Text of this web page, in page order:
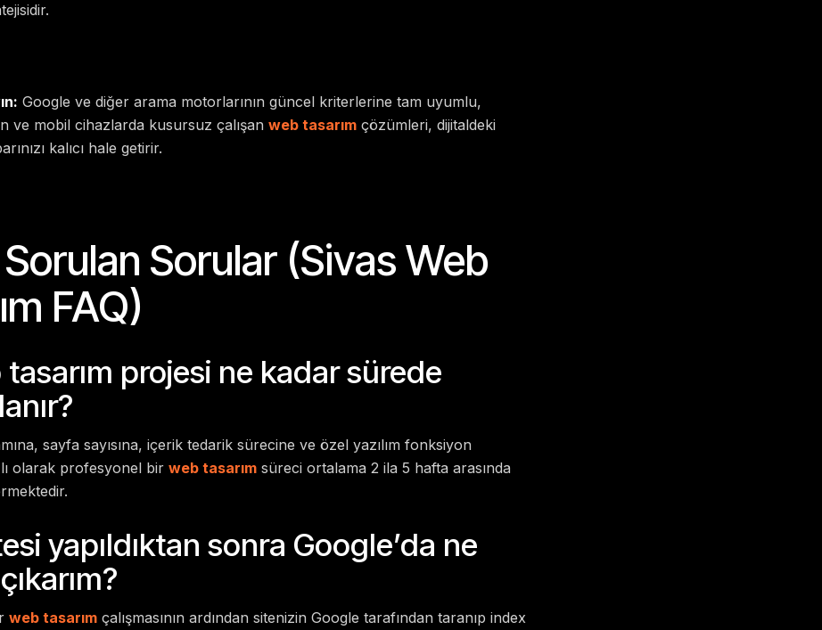
Google ve diğer arama motorlarının güncel kriterlerine tam uyumlu,
ve mobil cihazlarda kusursuz çalışanweb tasarım çözümleri, dijitaldeki
kalıcı hale getirir.
Sorulan Sorular (Sivas Web
FAQ)
tasarım projesi ne kadar sürede
sayfa sayısına, içerik tedarik sürecine ve özel yazılım fonksiyon
olarak profesyonel bir web tasarımsüreci ortalama 2 ila 5 hafta arasında
yapıldıktan sonra Google’da ne
web tasarımçalışmasının ardından sitenizin Google tarafından taranıp index